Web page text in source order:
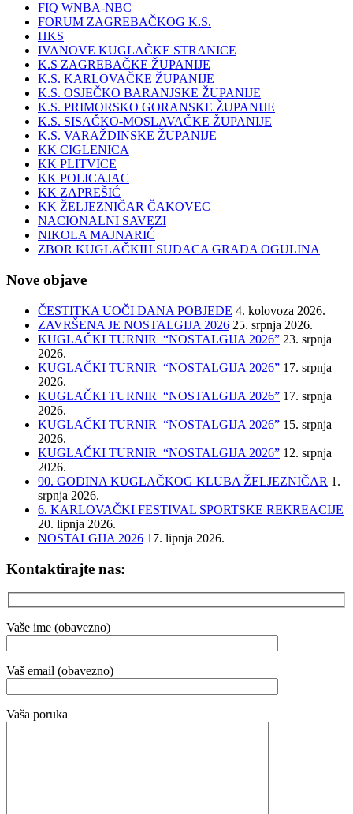
FIQ WNBA-NBC
FORUM ZAGREBAČKOG K.S.
HKS
IVANOVE KUGLAČKE STRANICE
K.S ZAGREBAČKE ŽUPANIJE
K.S. KARLOVAČKE ŽUPANIJE
K.S. OSJEČKO BARANJSKE ŽUPANIJE
K.S. PRIMORSKO GORANSKE ŽUPANIJE
K.S. SISAČKO-MOSLAVAČKE ŽUPANIJE
K.S. VARAŽDINSKE ŽUPANIJE
KK CIGLENICA
KK PLITVICE
KK POLICAJAC
KK ZAPREŠIĆ
KK ŽELJEZNIČAR ČAKOVEC
NACIONALNI SAVEZI
NIKOLA MAJNARIĆ
ZBOR KUGLAČKIH SUDACA GRADA OGULINA
Nove objave
ČESTITKA UOČI DANA POBJEDE 4. kolovoza 2026.
ZAVRŠENA JE NOSTALGIJA 2026 25. srpnja 2026.
KUGLAČKI TURNIR “NOSTALGIJA 2026” 23. srpnja
2026.
KUGLAČKI TURNIR “NOSTALGIJA 2026” 17. srpnja
2026.
KUGLAČKI TURNIR “NOSTALGIJA 2026” 17. srpnja
2026.
KUGLAČKI TURNIR “NOSTALGIJA 2026” 15. srpnja
2026.
KUGLAČKI TURNIR “NOSTALGIJA 2026” 12. srpnja
2026.
90. GODINA KUGLAČKOG KLUBA ŽELJEZNIČAR 1.
srpnja 2026.
6. KARLOVAČKI FESTIVAL SPORTSKE REKREACIJE
20. lipnja 2026.
NOSTALGIJA 2026 17. lipnja 2026.
Kontaktirajte nas:
Vaše ime (obavezno)
Vaš email (obavezno)
Vaša poruka